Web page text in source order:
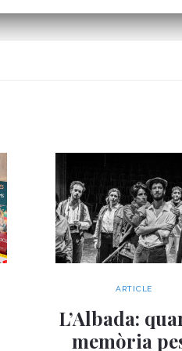
ARTICLE
L’Albada:
memòria